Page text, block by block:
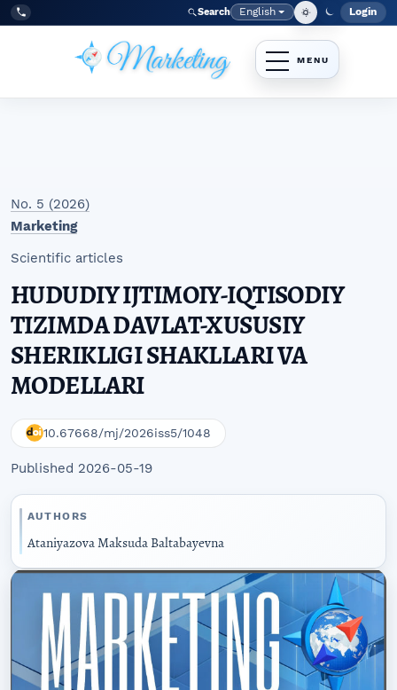
Skip to main navigation menu
Skip to main content
Skip to site footer
Tel:
+998977838464 Search Language
English Login
No. 5 (2026)
Marketing
Scientific articles
HUDUDIY IJTIMOIY-IQTISODIY
TIZIMDA DAVLAT-XUSUSIY
SHERIKLIGI SHAKLLARI VA
MODELLARI
10.67668/mj/2026iss5/1048
Published 2026-05-19
AUTHORS
Ataniyazova Maksuda Baltabayevna